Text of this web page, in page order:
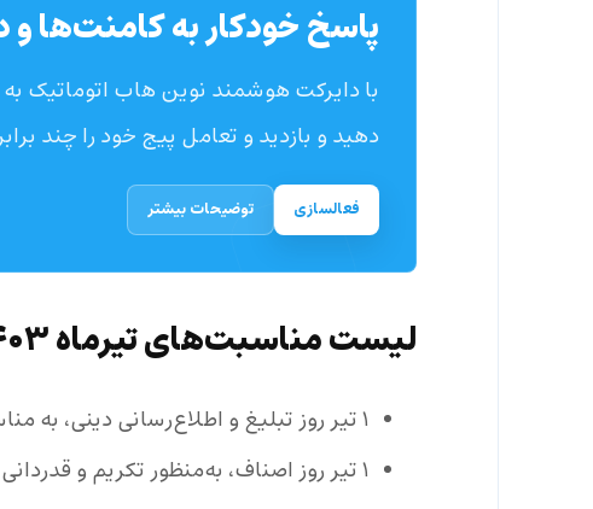
پاسخ خودکار به کامنت‌ها و
با دایرکت هوشمند نوین هاب اتوماتیک
دهید و بازدید و تعامل پیج خود را چند
فعالسازی توضیحات بیشتر
لیست مناسبت‌های تیرماه ۱۴۰۳
۱ تیر روز تبلیغ و اطلاع‌رسانی دینی، به مناسبت سالروز تاسیس سازمان تبلیغات اسلامی
۱ تیر روز اصناف، به‌منظور تکریم و قدردانی از جایگاه اصناف و بازاریان در اقتصاد کشور